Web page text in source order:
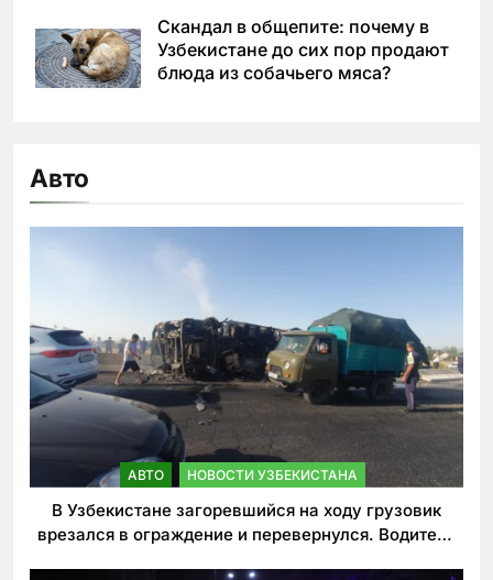
Скандал в общепите: почему в
Узбекистане до сих пор продают
блюда из собачьего мяса?
Авто
АВТО НОВОСТИ УЗБЕКИСТАНА
В Узбекистане загоревшийся на ходу грузовик
врезался в ограждение и перевернулся. Водитель